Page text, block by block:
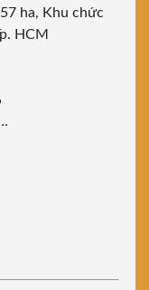
ha, Khu chức
HCM